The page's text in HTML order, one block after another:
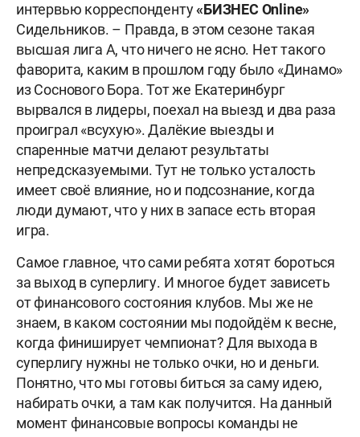
интервью корреспонденту«БИЗНЕС Online»
Сидельников. – Правда, в этом сезоне такая
высшая лига А, что ничего не ясно. Нет такого
фаворита, каким в прошлом году было «Динамо»
из Соснового Бора. Тот же Екатеринбург
вырвался в лидеры, поехал на выезд и два раза
проиграл «всухую». Далёкие выезды и
спаренные матчи делают результаты
непредсказуемыми. Тут не только усталость
имеет своё влияние, но и подсознание, когда
люди думают, что у них в запасе есть вторая
игра.
Самое главное, что сами ребята хотят бороться
за выход в суперлигу. И многое будет зависеть
от финансового состояния клубов. Мы же не
знаем, в каком состоянии мы подойдём к весне,
когда финиширует чемпионат? Для выхода в
суперлигу нужны не только очки, но и деньги.
Понятно, что мы готовы биться за саму идею,
набирать очки, а там как получится. На данный
момент финансовые вопросы команды не